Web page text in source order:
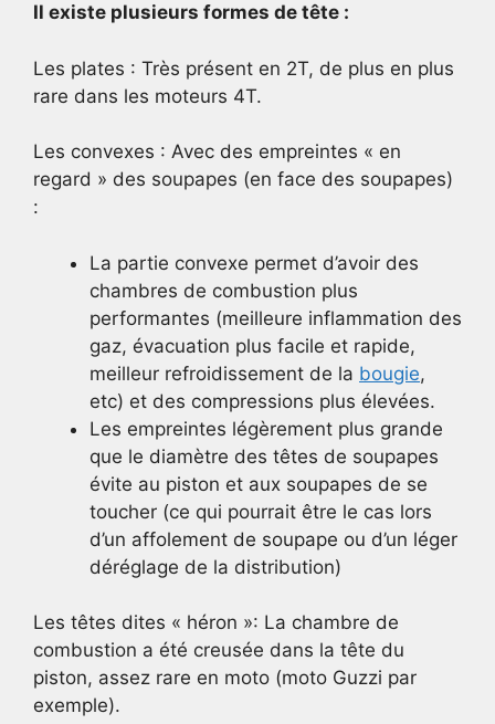
Il existe plusieurs formes de tête :
Les plates : Très présent en 2T, de plus en plus
rare dans les moteurs 4T.
Les convexes : Avec des empreintes « en
regard » des soupapes (en face des soupapes)
:
La partie convexe permet d’avoir des
chambres de combustion plus
performantes (meilleure inflammation des
gaz, évacuation plus facile et rapide,
meilleur refroidissement de la bougie,
etc) et des compressions plus élevées.
Les empreintes légèrement plus grande
que le diamètre des têtes de soupapes
évite au piston et aux soupapes de se
toucher (ce qui pourrait être le cas lors
d’un affolement de soupape ou d’un léger
déréglage de la distribution)
Les têtes dites « héron »: La chambre de
combustion a été creusée dans la tête du
piston, assez rare en moto (moto Guzzi par
exemple).